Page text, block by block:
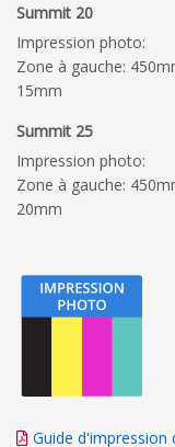
Summit 20
Impression photo:
Zone à gauche:
15mm
Summit 25
Impression photo:
Zone à gauche:
20mm
Guide d'impression